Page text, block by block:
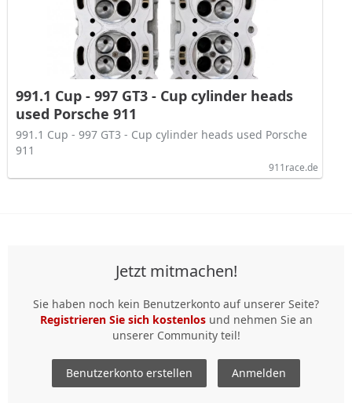
991.1 Cup - 997 GT3 - Cup cylinder heads
used Porsche 911
991.1 Cup - 997 GT3 - Cup cylinder heads used Porsche
911
911race.de
Jetzt mitmachen!
Sie haben noch kein Benutzerkonto auf unserer Seite?
Registrieren Sie sich kostenlosund nehmen Sie an
unserer Community teil!
Benutzerkonto erstellen Anmelden